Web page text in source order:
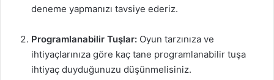
deneme yapmanızı tavsiye ederiz.
Programlanabilir Tuşlar: Oyun tarzınıza ve
ihtiyaçlarınıza göre kaç tane programlanabilir tuşa
ihtiyaç duyduğunuzu düşünmelisiniz.